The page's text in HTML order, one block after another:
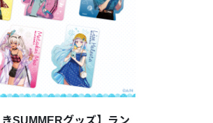
きSUMMERグッズ】ラン